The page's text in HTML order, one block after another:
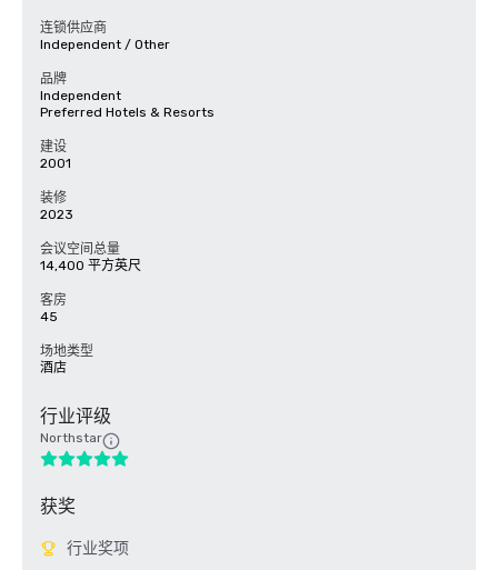
连锁供应商
Independent / Other
品牌
Independent
Preferred Hotels & Resorts
建设
2001
装修
2023
会议空间总量
14,400 平方英尺
客房
45
场地类型
酒店
行业评级
Northstar
获奖
行业奖项